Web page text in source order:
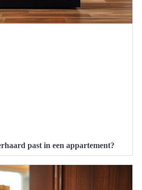
past in een appartement?